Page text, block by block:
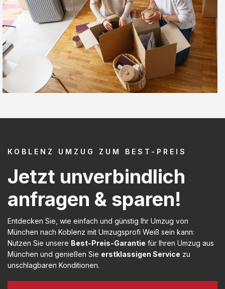
KOBLENZ UMZUG ZUM BEST-PREIS
Jetzt unverbindlich
anfragen & sparen!
Entdecken Sie, wie einfach und günstig Ihr Umzug von
München nach Koblenz mit Umzugsprofi Weiß sein kann:
Nutzen Sie unsere Best-Preis-Garantie für Ihren Umzug aus
München und genießen Sie erstklassigen Service zu
unschlagbaren Konditionen.